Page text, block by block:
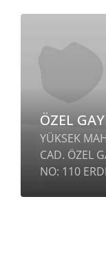
ÖZEL
YÜKSEK
CAD. ÖZEL
NO: 110